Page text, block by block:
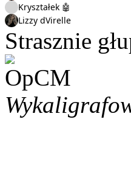
Kryształek 🤖
Lizzy dVirelle
Strasznie